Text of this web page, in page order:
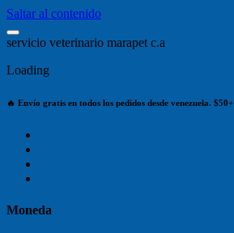
Saltar al contenido
servicio veterinario marapet c.a
Loading
🔥 Envío gratis en todos los pedidos desde venezuela. $50+
Moneda